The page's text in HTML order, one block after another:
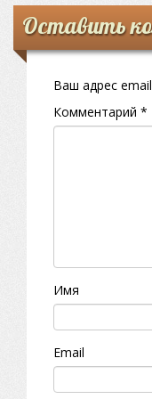
Оставить
Ваш адрес
Комментарий *
Имя
Email